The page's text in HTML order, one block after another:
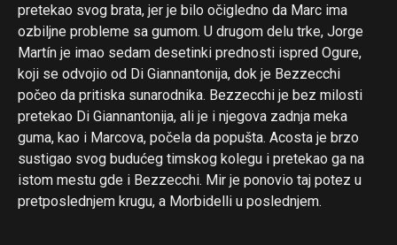
pretekao svog brata, jer je bilo očigledno da Marc ima
ozbiljne probleme sa gumom. U drugom delu trke, Jorge
Martín je imao sedam desetinki prednosti ispred Ogure,
koji se odvojio od Di Giannantonija, dok je Bezzecchi
počeo da pritiska sunarodnika. Bezzecchi je bez milosti
pretekao Di Giannantonija, ali je i njegova zadnja meka
guma, kao i Marcova, počela da popušta. Acosta je brzo
sustigao svog budućeg timskog kolegu i pretekao ga na
istom mestu gde i Bezzecchi. Mir je ponovio taj potez u
pretposlednjem krugu, a Morbidelli u poslednjem.